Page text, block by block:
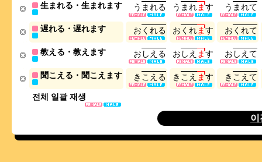
전체 일괄 재생
生まれる・生まれます う まれる う まれます う まれて
遅れる・遅れます お く れる お く れます お く れて
教える・教えます お し え る お し え ます お し え て
聞こえる・聞こえます き こ え る き こ え ます き こ え て
이